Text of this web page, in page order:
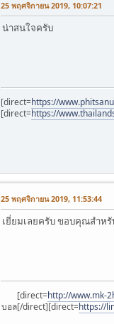
25 พฤศจิกายน 2019, 10:07:21
น่าสนใจครับ
[direct=https://
[direct=https://
25 พฤศจิกายน 2019, 11:53:44
เยี่ยมเลยครับ ขอบคุณสำหรั
[direct=http://www.mk-
บอล[/direct][direct=https://